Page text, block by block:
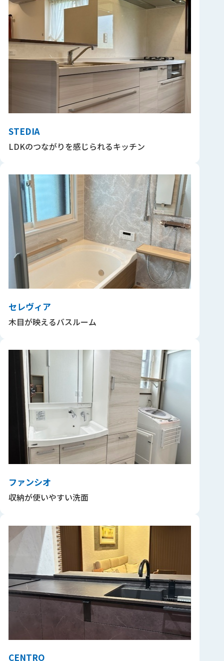
STEDIA
LDKのつながりを感じられるキッチン
セレヴィア
木目が映えるバスルーム
ファンシオ
収納が使いやすい洗面
CENTRO